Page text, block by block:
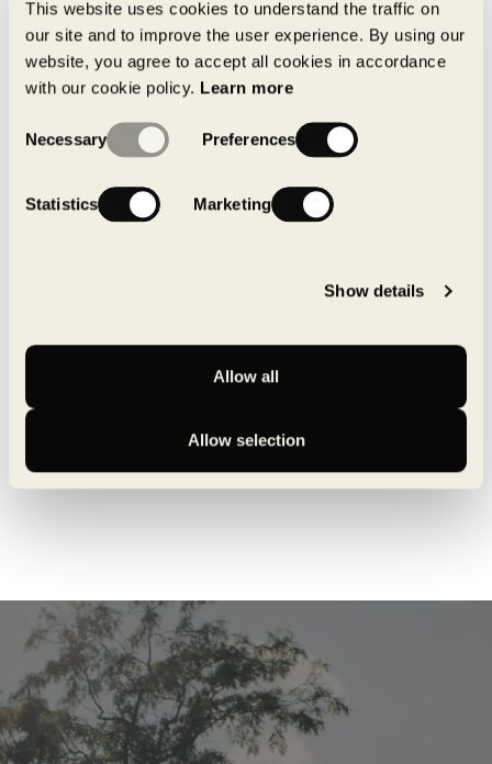
This website uses cookies to understand the traffic on
our site and to improve the user experience. By using our
website, you agree to accept all cookies in accordance
with our cookie policy. Learn more
Selection
Necessary Preferences
Statistics Marketing
Show details
Allow all
Allow selection